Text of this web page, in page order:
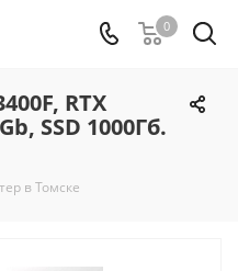
0
RTX
SSD 1000Гб.
в Томске